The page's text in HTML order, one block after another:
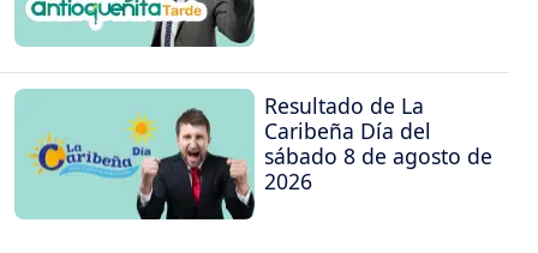
Resultado de La
Caribeña Día del
sábado 8 de agosto de
2026